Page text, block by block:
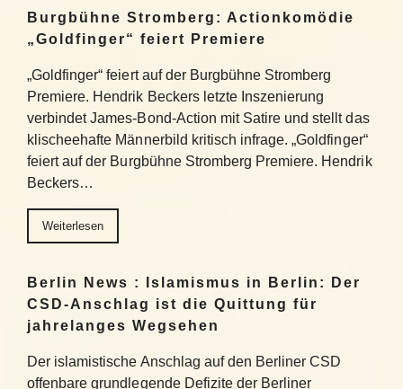
Burgbühne Stromberg: Actionkomödie
„Goldfinger“ feiert Premiere
„Goldfinger“ feiert auf der Burgbühne Stromberg
Premiere. Hendrik Beckers letzte Inszenierung
verbindet James-Bond-Action mit Satire und stellt das
klischeehafte Männerbild kritisch infrage. „Goldfinger“
feiert auf der Burgbühne Stromberg Premiere. Hendrik
Beckers…
Weiterlesen
Berlin News : Islamismus in Berlin: Der
CSD-Anschlag ist die Quittung für
jahrelanges Wegsehen
Der islamistische Anschlag auf den Berliner CSD
offenbare grundlegende Defizite der Berliner